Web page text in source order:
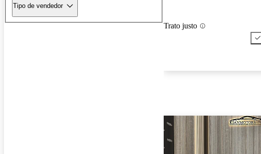
Tipo de vendedor
Trato justo